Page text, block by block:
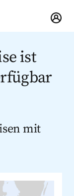
ist
mit